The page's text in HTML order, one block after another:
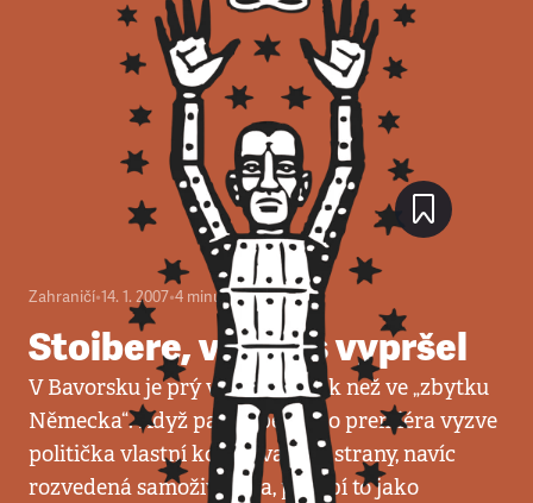
Zahraničí•14. 1. 2007•4 minuty
Stoibere, váš čas vypršel
V Bavorsku je prý všechno jinak než ve „zbytku
Německa“. Když pak úspěšného premiéra vyzve
politička vlastní konzervativní strany, navíc
rozvedená samoživitelka, působí to jako